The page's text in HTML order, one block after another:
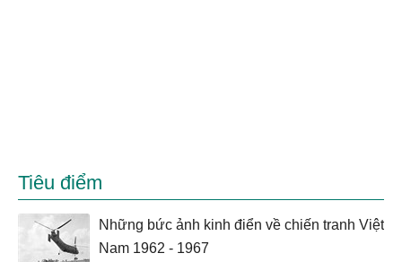
Tiêu điểm
Những bức ảnh kinh điển về chiến tranh Việt
Nam 1962 - 1967